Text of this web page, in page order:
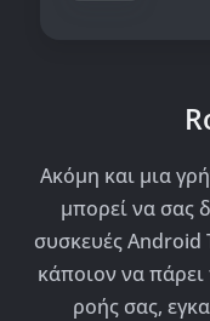
Ακόμη και μια
μπορεί να σας
συσκευές Android
κάποιον να
ροής σας,